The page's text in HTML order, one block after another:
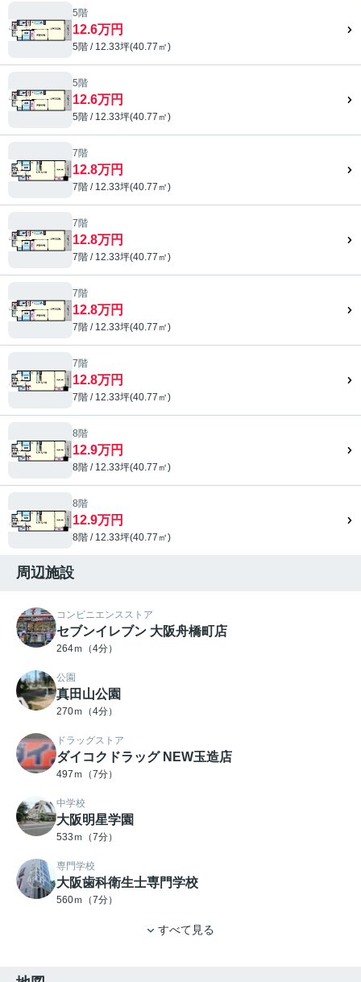
5階
12.6万円
5階 / 12.33坪(40.77㎡)
5階
12.6万円
5階 / 12.33坪(40.77㎡)
7階
12.8万円
7階 / 12.33坪(40.77㎡)
7階
12.8万円
7階 / 12.33坪(40.77㎡)
7階
12.8万円
7階 / 12.33坪(40.77㎡)
7階
12.8万円
7階 / 12.33坪(40.77㎡)
8階
12.9万円
8階 / 12.33坪(40.77㎡)
8階
12.9万円
8階 / 12.33坪(40.77㎡)
周辺施設
コンビニエンスストア
セブンイレブン 大阪舟橋町店
264ｍ（4分）
公園
真田山公園
270ｍ（4分）
ドラッグストア
ダイコクドラッグ NEW玉造店
497ｍ（7分）
中学校
大阪明星学園
533ｍ（7分）
専門学校
大阪歯科衛生士専門学校
560ｍ（7分）
すべて見る